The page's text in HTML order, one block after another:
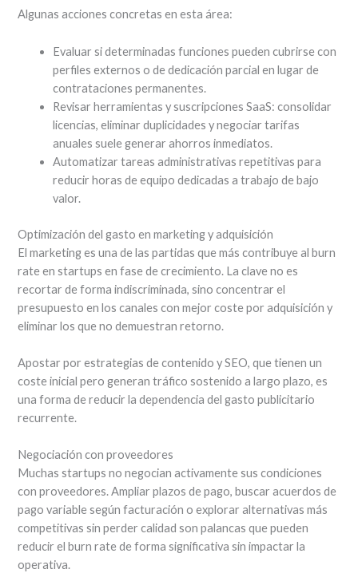
Algunas acciones concretas en esta área:
Evaluar si determinadas funciones pueden cubrirse con
perfiles externos o de dedicación parcial en lugar de
contrataciones permanentes.
Revisar herramientas y suscripciones SaaS: consolidar
licencias, eliminar duplicidades y negociar tarifas
anuales suele generar ahorros inmediatos.
Automatizar tareas administrativas repetitivas para
reducir horas de equipo dedicadas a trabajo de bajo
valor.
Optimización del gasto en marketing y adquisición
El marketing es una de las partidas que más contribuye al burn
rate en startups en fase de crecimiento. La clave no es
recortar de forma indiscriminada, sino concentrar el
presupuesto en los canales con mejor coste por adquisición y
eliminar los que no demuestran retorno.
Apostar por estrategias de contenido y SEO, que tienen un
coste inicial pero generan tráfico sostenido a largo plazo, es
una forma de reducir la dependencia del gasto publicitario
recurrente.
Negociación con proveedores
Muchas startups no negocian activamente sus condiciones
con proveedores. Ampliar plazos de pago, buscar acuerdos de
pago variable según facturación o explorar alternativas más
competitivas sin perder calidad son palancas que pueden
reducir el burn rate de forma significativa sin impactar la
operativa.